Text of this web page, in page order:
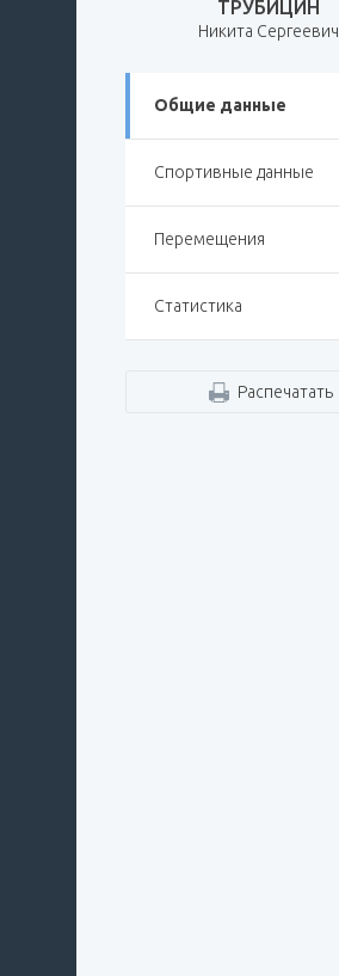
ТРУБИЦИН
Никита Сергеевич
Общие данные
Спортивные данные
Перемещения
Статистика
Распечатать